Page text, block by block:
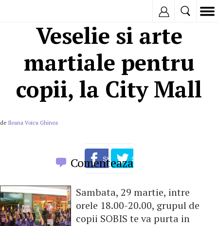
Veselie si arte
martiale pentru
copii, la City Mall
de Ileana Voicu Ghinea
Comenteaza
Sambata, 29 martie, intre
orele 18.00-20.00, grupul de
copii SOBIS te va purta in